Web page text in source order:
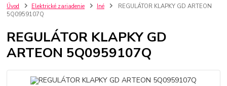
Úvod Elektrické zariadenie Iné
REGULÁTOR KLAPKY GD ARTEON
5Q0959107Q
REGULÁTOR KLAPKY GD
ARTEON 5Q0959107Q